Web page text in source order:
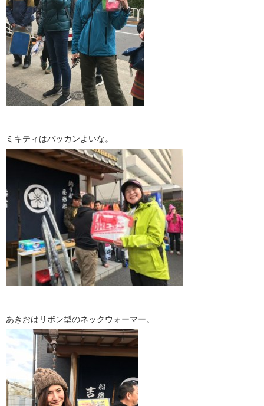
ミキティはバッカンよいな。
あきおはリボン型のネックウォーマー。